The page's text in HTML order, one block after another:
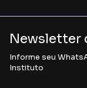
Informe seu
Instituto